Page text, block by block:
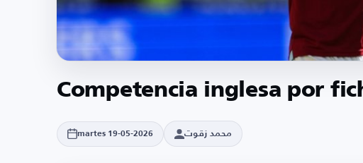
Competencia inglesa por
martes 19-05-2026 محمد زقوت